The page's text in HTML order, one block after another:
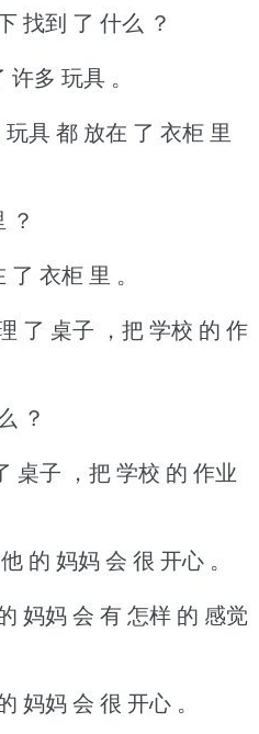
找到 了 什么 ？
多 玩具 。
具 都 放在 了 衣柜 里
？
衣柜 里 。
了 桌子 ，把 学校 的 作
？
桌子 ，把 学校 的 作业
的 妈妈 会 很 开心 。
妈妈 会 有 怎样 的 感觉
妈妈 会 很 开心 。